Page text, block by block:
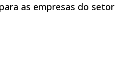
as empresas do